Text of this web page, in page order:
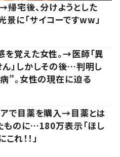
帰宅後、分けようとした
に「サイコーですww」
を覚えた女性。→医師「異
ん」しかしその後…判明し
”。女性の現在に迫る
アで目薬を購入→目薬とは
ものに…180万表示「ほし
これ！！」